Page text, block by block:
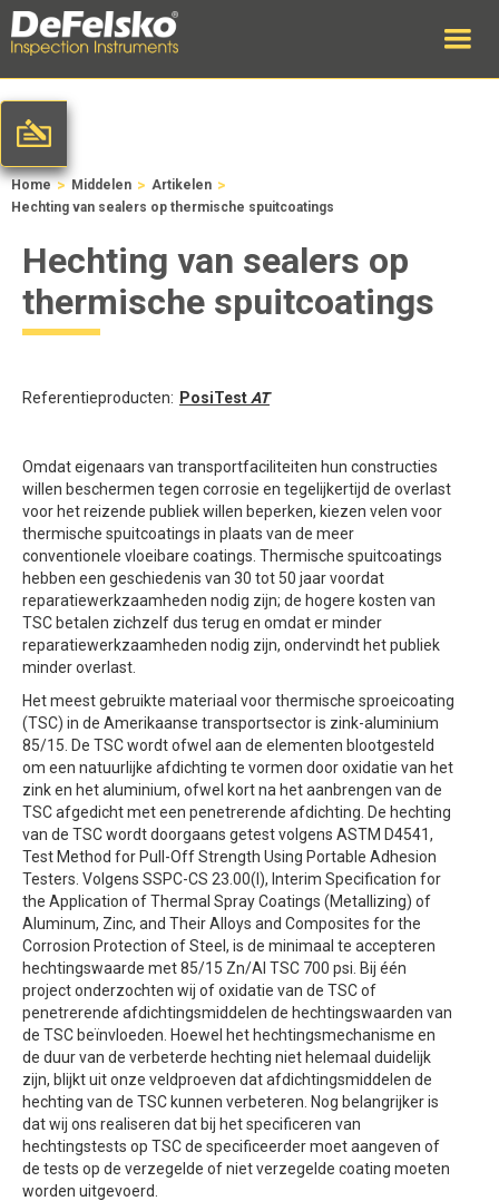
Home > Middelen > Artikelen >
Hechting van sealers op thermische spuitcoatings
Hechting van sealers op
thermische spuitcoatings
Referentieproducten: PosiTest AT
Omdat eigenaars van transportfaciliteiten hun constructies
willen beschermen tegen corrosie en tegelijkertijd de overlast
voor het reizende publiek willen beperken, kiezen velen voor
thermische spuitcoatings in plaats van de meer
conventionele vloeibare coatings. Thermische spuitcoatings
hebben een geschiedenis van 30 tot 50 jaar voordat
reparatiewerkzaamheden nodig zijn; de hogere kosten van
TSC betalen zichzelf dus terug en omdat er minder
reparatiewerkzaamheden nodig zijn, ondervindt het publiek
minder overlast.
Het meest gebruikte materiaal voor thermische sproeicoating
(TSC) in de Amerikaanse transportsector is zink-aluminium
85/15. De TSC wordt ofwel aan de elementen blootgesteld
om een natuurlijke afdichting te vormen door oxidatie van het
zink en het aluminium, ofwel kort na het aanbrengen van de
TSC afgedicht met een penetrerende afdichting. De hechting
van de TSC wordt doorgaans getest volgens ASTM D4541,
Test Method for Pull-Off Strength Using Portable Adhesion
Testers. Volgens SSPC-CS 23.00(I), Interim Specification for
the Application of Thermal Spray Coatings (Metallizing) of
Aluminum, Zinc, and Their Alloys and Composites for the
Corrosion Protection of Steel, is de minimaal te accepteren
hechtingswaarde met 85/15 Zn/Al TSC 700 psi. Bij één
project onderzochten wij of oxidatie van de TSC of
penetrerende afdichtingsmiddelen de hechtingswaarden van
de TSC beïnvloeden. Hoewel het hechtingsmechanisme en
de duur van de verbeterde hechting niet helemaal duidelijk
zijn, blijkt uit onze veldproeven dat afdichtingsmiddelen de
hechting van de TSC kunnen verbeteren. Nog belangrijker is
dat wij ons realiseren dat bij het specificeren van
hechtingstests op TSC de specificeerder moet aangeven of
de tests op de verzegelde of niet verzegelde coating moeten
worden uitgevoerd.